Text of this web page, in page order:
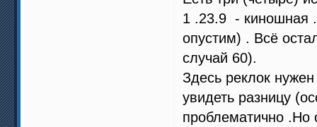
1 .23.9 - киношная
опустим) . Всё
случай 60).
Здесь реклок
увидеть разницу
проблематично .Но